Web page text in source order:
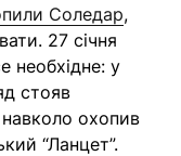
Соледар,
27 січня
необхідне: у
стояв
охопив
“Ланцет”.